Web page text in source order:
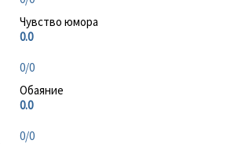
Чувство юмора
0.0
0/0
Обаяние
0.0
0/0